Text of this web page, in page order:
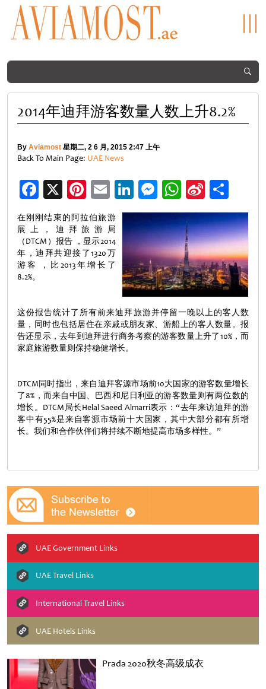
Prada 2020秋冬高级成衣
2014年迪拜游客数量人数上升8.2%
By Aviamost 星期二, 2 6 月, 2015 2:47 上午
Back To Main Page: UAE News
Facebook
X Pinterest
EmailLinkedIn
Messenger
WhatsApp
Sina
Weibo
享
在刚刚结束的阿拉伯旅游
展上，迪拜旅游局
（DTCM）报告 ，显示2014
年，迪拜共迎接了1320万
游客 ，比2013年增长了
8.2%。
这份报告统计了所有前来迪拜旅游并停留一晚以上的客人数
量，同时也包括居住在亲戚或朋友家、游船上的客人数量。报
告还显示，去年到迪拜进行商务考察的游客数量上升了10%，而
家庭旅游数量则保持稳健增长。
DTCM同时指出，来自迪拜客源市场前10大国家的游客数量增长
了8%，而来自中国、巴西和尼日利亚的游客数量则有两位数的
增长。DTCM局长Helal Saeed Almarri表示：“去年来访迪拜的游
客中有55%是来自客源市场前十大国家，其中大部分都有所增
长。我们和合作伙伴们将持续不断地提高市场多样性。”
UAE Government Links
UAE Travel Links
International Travel Links
UAE Hotels Links